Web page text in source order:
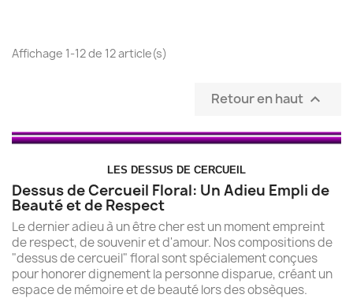
(10
Affichage 1-12 de 12 article(s)
Retour en haut 
LES DESSUS DE CERCUEIL
Dessus de Cercueil Floral: Un Adieu Empli de
Beauté et de Respect
Le dernier adieu à un être cher est un moment empreint
de respect, de souvenir et d'amour. Nos compositions de
"dessus de cercueil" floral sont spécialement conçues
pour honorer dignement la personne disparue, créant un
espace de mémoire et de beauté lors des obsèques.